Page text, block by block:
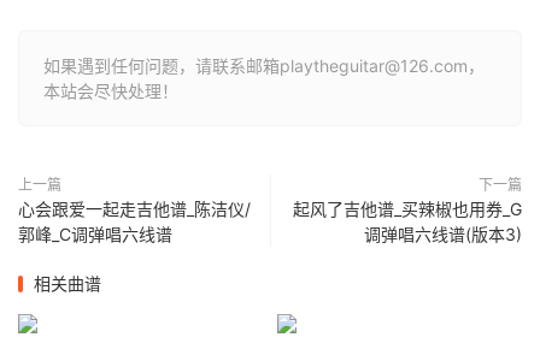
如果遇到任何问题，请联系邮箱playtheguitar@126.com，
本站会尽快处理！
上一篇
心会跟爱一起走吉他谱_陈洁仪/
郭峰_C调弹唱六线谱
下一篇
起风了吉他谱_买辣椒也用券_G
调弹唱六线谱(版本3)
相关曲谱